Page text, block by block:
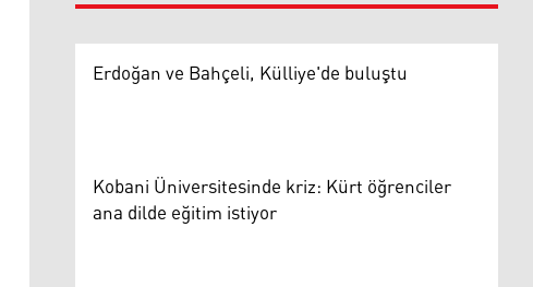
Erdoğan ve Bahçeli, Külliye'de buluştu
Kobani Üniversitesinde kriz: Kürt öğrenciler
ana dilde eğitim istiyor